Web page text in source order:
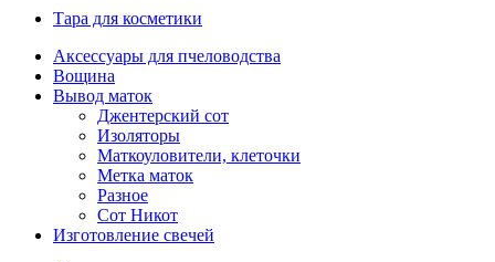
Тара для косметики
Аксессуары для пчеловодства
Вощина
Вывод маток
Джентерский сот
Изоляторы
Маткоуловители, клеточки
Метка маток
Разное
Сот Никот
Изготовление свечей